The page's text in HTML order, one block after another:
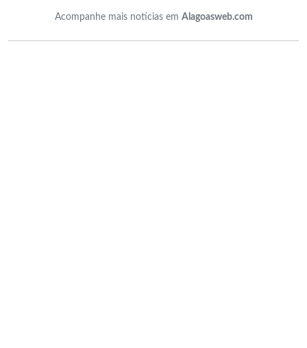
Acompanhe mais notícias em Alagoasweb.com